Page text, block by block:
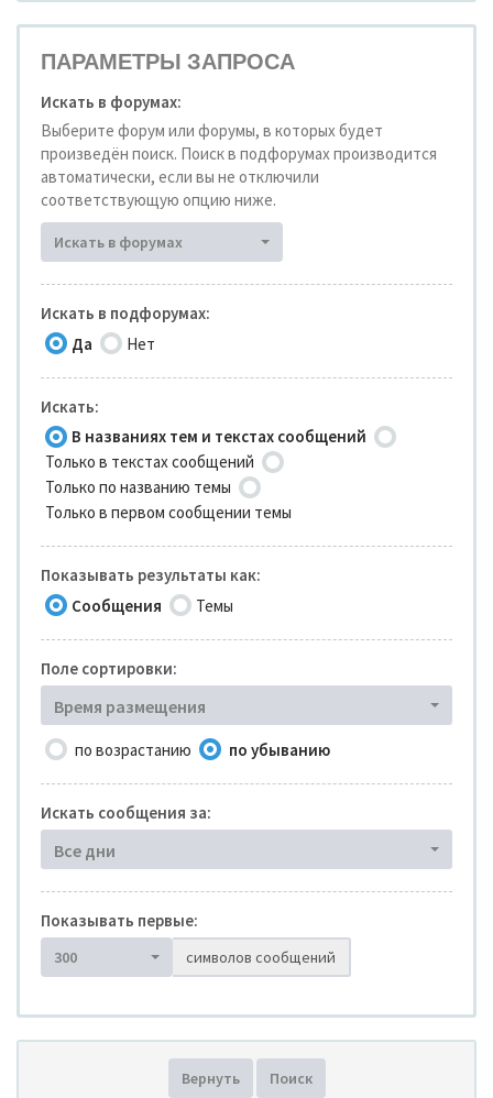
ПАРАМЕТРЫ ЗАПРОСА
Искать в форумах:
Выберите форум или форумы, в которых будет
произведён поиск. Поиск в подфорумах производится
автоматически, если вы не отключили
соответствующую опцию ниже.
Искать в форумах
Искать в подфорумах:
Да
Нет
Искать:
В названиях тем и текстах сообщений
Только в текстах сообщений
Только по названию темы
Только в первом сообщении темы
Показывать результаты как:
Сообщения
Темы
Поле сортировки:
Время размещения
по возрастанию по убыванию
Искать сообщения за:
Все дни
Показывать первые:
300 символов сообщений
Вернуть Поиск